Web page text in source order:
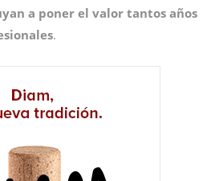
a poner el valor tantos años
.